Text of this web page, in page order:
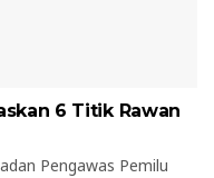
6 Titik Rawan
Pengawas Pemilu